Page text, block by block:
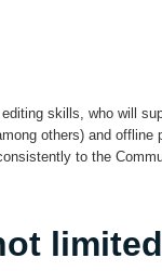
skills, who will
others) and offline
to the